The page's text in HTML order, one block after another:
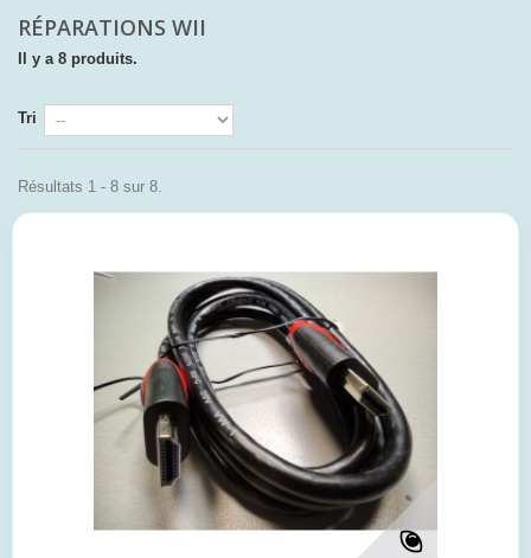
RÉPARATIONS WII
Il y a 8 produits.
Tri
Résultats 1 - 8 sur 8.